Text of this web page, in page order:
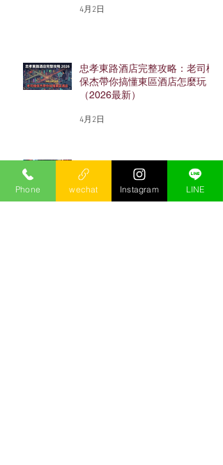
4月2日
忠孝東路酒店完整攻略：老司機
保杰帶你搞懂東區酒店怎麼玩
（2026最新）
4月2日
內容、薪水、店型、流程與面試
避雷
Phone wechat Instagram LINE